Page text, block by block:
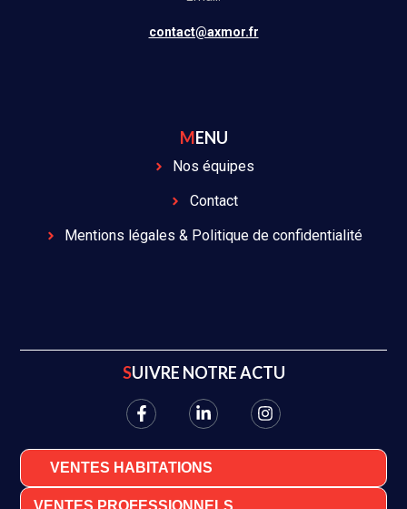
contact@axmor.fr
MENU
Nos équipes
Contact
Mentions légales & Politique de confidentialité
SUIVRE NOTRE ACTU
VENTES HABITATIONS
VENTES PROFESSIONNELS